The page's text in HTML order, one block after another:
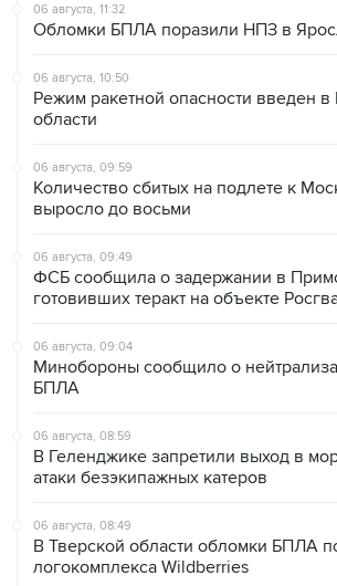
06 августа, 11:32
Обломки БПЛА поразили НПЗ в
06 августа, 10:50
Режим ракетной опасности введен в
области
06 августа, 09:59
Количество сбитых на подлете к
выросло до восьми
06 августа, 09:49
ФСБ сообщила о задержании в
готовивших теракт на объекте
06 августа, 09:04
Минобороны сообщило о
БПЛА
06 августа, 08:59
В Геленджике запретили выход в
атаки безэкипажных катеров
06 августа, 08:49
В Тверской области обломки БПЛА
логокомплекса Wildberries